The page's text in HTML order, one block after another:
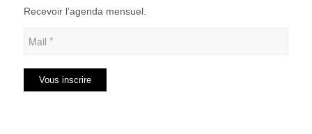
Recevoir l’agenda mensuel.